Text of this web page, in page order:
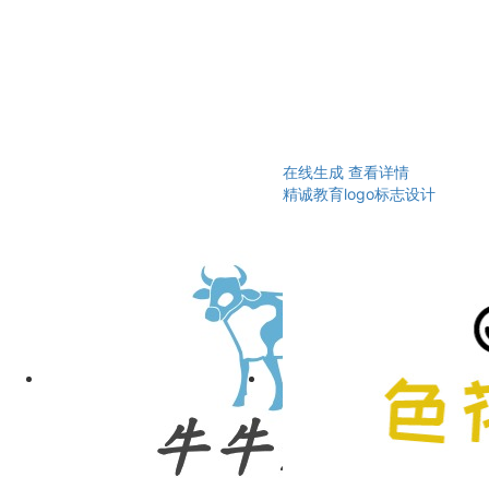
在线生成 查看详情
精诚教育logo标志设计